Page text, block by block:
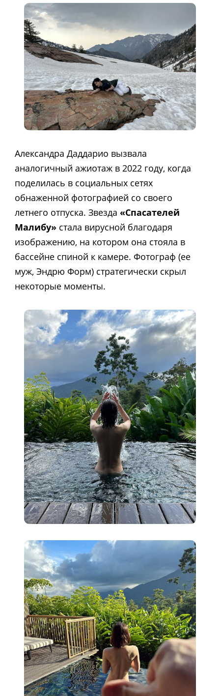
Александра Даддарио вызвала
аналогичный ажиотаж в 2022 году, когда
поделилась в социальных сетях
обнаженной фотографией со своего
летнего отпуска. Звезда «Спасателей
Малибу» стала вирусной благодаря
изображению, на котором она стояла в
бассейне спиной к камере. Фотограф (ее
муж, Эндрю Форм) стратегически скрыл
некоторые моменты.